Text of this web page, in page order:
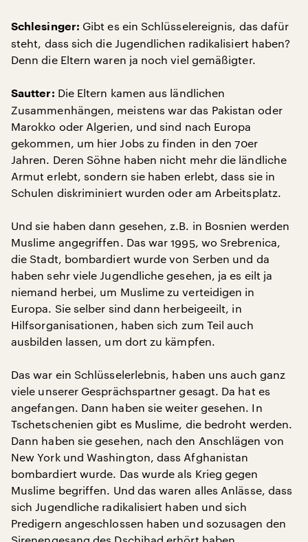
Schlesinger: Gibt es ein Schlüsselereignis, das dafür
steht, dass sich die Jugendlichen radikalisiert haben?
Denn die Eltern waren ja noch viel gemäßigter.
Sautter: Die Eltern kamen aus ländlichen
Zusammenhängen, meistens war das Pakistan oder
Marokko oder Algerien, und sind nach Europa
gekommen, um hier Jobs zu finden in den 70er
Jahren. Deren Söhne haben nicht mehr die ländliche
Armut erlebt, sondern sie haben erlebt, dass sie in
Schulen diskriminiert wurden oder am Arbeitsplatz.
Und sie haben dann gesehen, z.B. in Bosnien werden
Muslime angegriffen. Das war 1995, wo Srebrenica,
die Stadt, bombardiert wurde von Serben und da
haben sehr viele Jugendliche gesehen, ja es eilt ja
niemand herbei, um Muslime zu verteidigen in
Europa. Sie selber sind dann herbeigeeilt, in
Hilfsorganisationen, haben sich zum Teil auch
ausbilden lassen, um dort zu kämpfen.
Das war ein Schlüsselerlebnis, haben uns auch ganz
viele unserer Gesprächspartner gesagt. Da hat es
angefangen. Dann haben sie weiter gesehen. In
Tschetschenien gibt es Muslime, die bedroht werden.
Dann haben sie gesehen, nach den Anschlägen von
New York und Washington, dass Afghanistan
bombardiert wurde. Das wurde als Krieg gegen
Muslime begriffen. Und das waren alles Anlässe, dass
sich Jugendliche radikalisiert haben und sich
Predigern angeschlossen haben und sozusagen den